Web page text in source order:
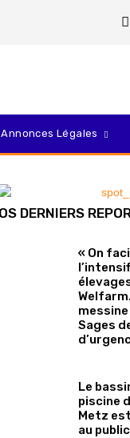
Annonces Légales
DERNIERS
« On
Sages
Le
piscine
Metz
au public